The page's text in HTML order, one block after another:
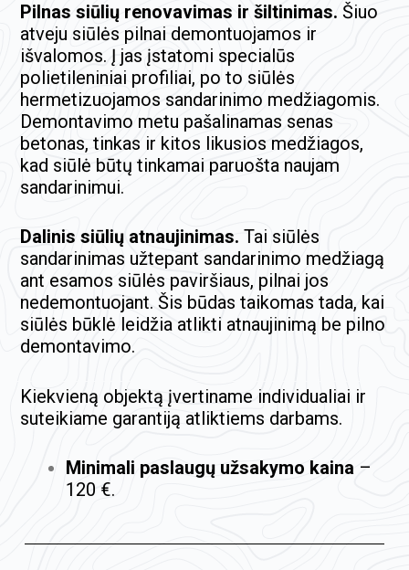
Pilnas siūlių renovavimas ir šiltinimas. Šiuo
atveju siūlės pilnai demontuojamos ir
išvalomos. Į jas įstatomi specialūs
polietileniniai profiliai, po to siūlės
hermetizuojamos sandarinimo medžiagomis.
Demontavimo metu pašalinamas senas
betonas, tinkas ir kitos likusios medžiagos,
kad siūlė būtų tinkamai paruošta naujam
sandarinimui.
Dalinis siūlių atnaujinimas. Tai siūlės
sandarinimas užtepant sandarinimo medžiagą
ant esamos siūlės paviršiaus, pilnai jos
nedemontuojant. Šis būdas taikomas tada, kai
siūlės būklė leidžia atlikti atnaujinimą be pilno
demontavimo.
Kiekvieną objektą įvertiname individualiai ir
suteikiame garantiją atliktiems darbams.
Minimali paslaugų užsakymo kaina –
120 €.